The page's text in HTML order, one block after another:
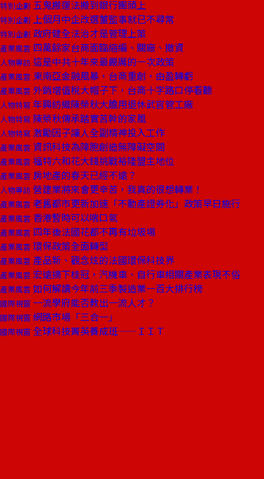
特別企劃 五鬼搬運法搬到銀行團頭上
特別企劃 上個月中企改選董監事就已不尋常
特別企劃 政府健全法治才是管理上策
產業風雲 四萬餘家台商面臨縮編、關廠、撤資
人物專訪 這是中共十年來最嚴厲的一次政策
產業風雲 東南亞金融風暴，台商重創，由盈轉虧
產業風雲 外銷增值稅大帽子下，台商十字路口停看聽
人物特寫 年興紡織陳榮秋大膽用退休武官管工廠
人物特寫 陳榮秋傳承踏實苦幹的家風
人物特寫 激勵因子讓人全副精神投入工作
產業風雲 資訊科技為障胞創造無障礙空間
產業風雲 福特六和花大錢挑戰裕隆盟主地位
產業風雲 房地產的春天已經不遠？
人物專訪 營建業將來會更辛苦，我真的很想轉業！
產業風雲 老舊都市更新加速「不動產證券化」政策早日施行
產業風雲 香港暫時可以喘口氣
產業風雲 四年後法國花都不再有垃圾場
產業風雲 環保政策全面轉型
產業風雲 產品新、觀念炫的法國環保科技界
產業風雲 宏遠摘下桂冠，汽機車、自行車相關產業表現不俗
產業風雲 如何解讀今年前三季製造業一百大排行榜
國際視窗 一流學府能否教出一流人才？
國際視窗 網路市場「三合一」
國際視窗 全球科技菁英養成班——ＩＩＴ